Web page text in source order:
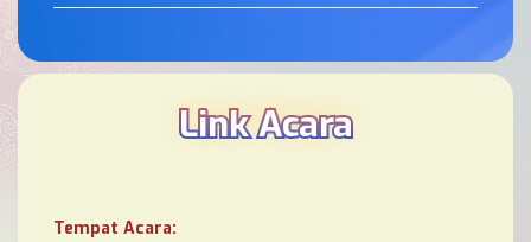
Link Acara
Tempat Acara: